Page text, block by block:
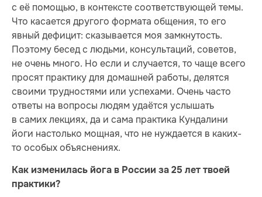
с её помощью, в контексте соответствующей темы.
Что касается другого формата общения, то его
явный дефицит: сказывается моя замкнутость.
Поэтому бесед с людьми, консультаций, советов,
не очень много. Но если и случается, то чаще всего
просят практику для домашней работы, делятся
своими трудностями или успехами. Очень часто
ответы на вопросы людям удаётся услышать
в самих лекциях, да и сама практика Кундалини
йоги настолько мощная, что не нуждается в каких-
то особых объяснениях.
Как изменилась йога в России за 25 лет твоей
практики?